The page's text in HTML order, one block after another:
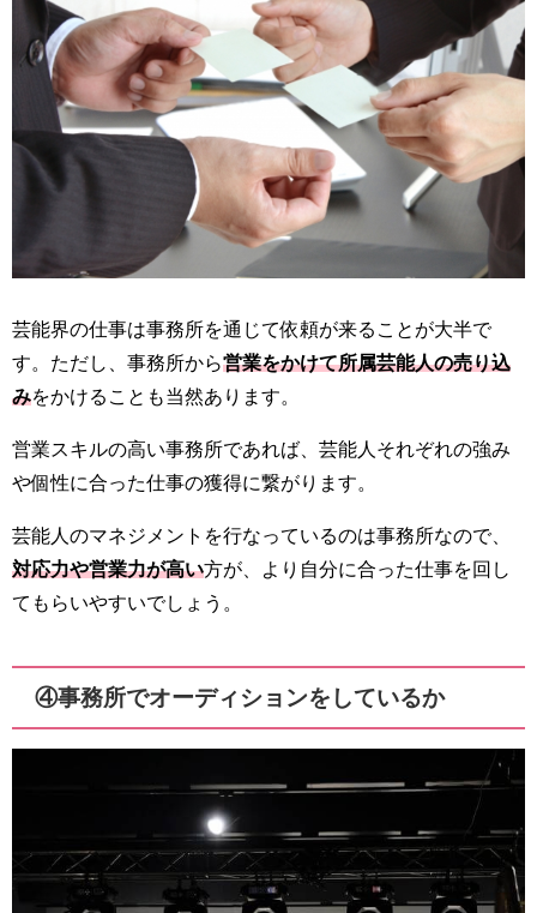
芸能界の仕事は事務所を通じて依頼が来ることが大半で
す。ただし、事務所から営業をかけて所属芸能人の売り込
みをかけることも当然あります。
営業スキルの高い事務所であれば、芸能人それぞれの強み
や個性に合った仕事の獲得に繋がります。
芸能人のマネジメントを行なっているのは事務所なので、
対応力や営業力が高い方が、より自分に合った仕事を回し
てもらいやすいでしょう。
④事務所でオーディションをしているか